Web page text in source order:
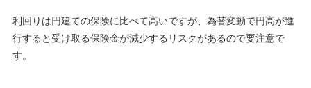
利回りは円建ての保険に比べて高いですが、為替変動で円高が進
行すると受け取る保険金が減少するリスクがあるので要注意で
す。